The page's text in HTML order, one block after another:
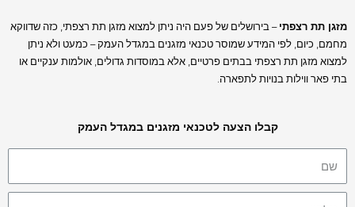
מזגן תת רצפתי – בירושלים של פעם היה ניתן למצוא מזגן תת רצפתי, כזה שדווקא
מחמם, כיום, לפי המידע שמוסר טכנאי מזגנים במגדל העמק – כמעט ולא ניתן
למצוא מזגן תת רצפתי בבתים פרטיים, אלא במוסדות גדולים, אולמות ענקיים או
בתי פאר ווילות בנויות לתפארה.
קבלו הצעה לטכנאי מזגנים במגדל העמק